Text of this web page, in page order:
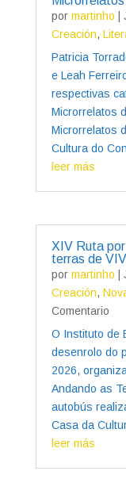
por martinho
Creación,
Patricia
e Leah
respectivas
Microrrelatos
Microrrelatos
Cultura do
leer más
XIV Ruta
terras de
por martinho
Creación,
Comentario
O Instituto de
desenrolo do
2026,
Andando as
autobús
Casa da
leer más